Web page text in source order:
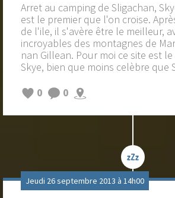
Arret au camping de Sligachan,
est le premier que l'on croise.
de l'ile, il s'avère être le meilleur,
incroyables des montagnes de
nan Gillean. Pour moi ce site est
Skye, bien que moins celèbre que
0
0
Jeudi 26 septembre 2013 à 14h00